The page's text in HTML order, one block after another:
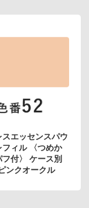
スエッセンスパウ
ィル 〈つめか
フ付〉 ケース別
クオークル